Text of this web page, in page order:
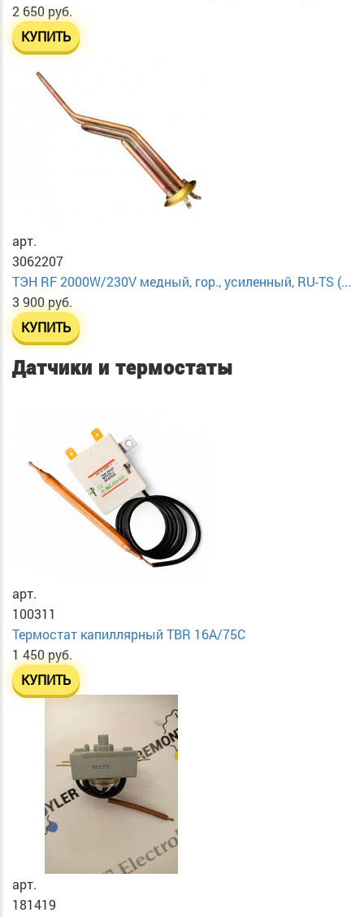
2 650 руб.
КУПИТЬ
арт.
3062207
ТЭН RF 2000W/230V медный, гор., усиленный, RU-TS (...
3 900 руб.
КУПИТЬ
Датчики и термостаты
арт.
100311
Термостат капиллярный TBR 16A/75C
1 450 руб.
КУПИТЬ
арт.
181419